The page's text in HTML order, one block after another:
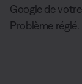
Google de
Problème réglé.